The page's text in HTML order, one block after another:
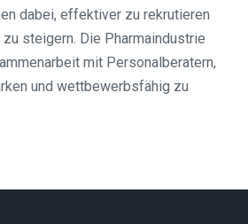
dabei, effektiver zu rekrutieren
steigern. Die Pharmaindustrie
mit Personalberatern,
und wettbewerbsfähig zu